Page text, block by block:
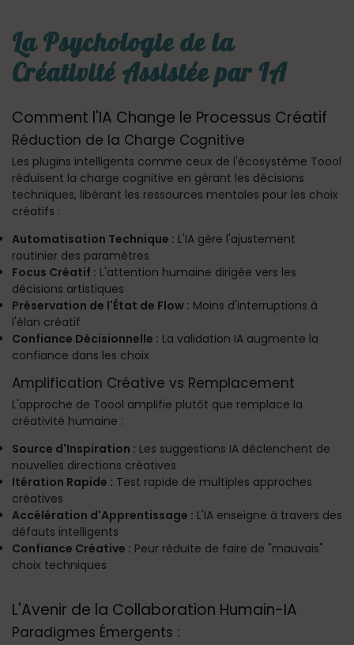
La Psychologie de la
Créativité Assistée par IA
Comment l'IA Change le Processus Créatif
Réduction de la Charge Cognitive
Les plugins intelligents comme ceux de l'écosystème Toool
réduisent la charge cognitive en gérant les décisions
techniques, libérant les ressources mentales pour les choix
créatifs :
Automatisation Technique : L'IA gère l'ajustement
routinier des paramètres
Focus Créatif : L'attention humaine dirigée vers les
décisions artistiques
Préservation de l'État de Flow : Moins d'interruptions à
l'élan créatif
Confiance Décisionnelle : La validation IA augmente la
confiance dans les choix
Amplification Créative vs Remplacement
L'approche de Toool amplifie plutôt que remplace la
créativité humaine :
Source d'Inspiration : Les suggestions IA déclenchent de
nouvelles directions créatives
Itération Rapide : Test rapide de multiples approches
créatives
Accélération d'Apprentissage : L'IA enseigne à travers des
défauts intelligents
Confiance Créative : Peur réduite de faire de "mauvais"
choix techniques
L'Avenir de la Collaboration Humain-IA
Paradigmes Émergents :